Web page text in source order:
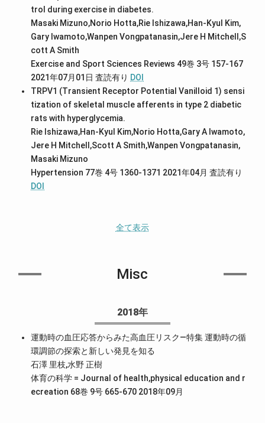
trol during exercise in diabetes.
Masaki Mizuno,Norio Hotta,Rie Ishizawa,Han-Kyul Kim,
Gary Iwamoto,Wanpen Vongpatanasin,Jere H Mitchell,S
cott A Smith
Exercise and Sport Sciences Reviews 49巻 3号 157-167
2021年07月01日査読有り DOI
TRPV1 (Transient Receptor Potential Vanilloid 1) sensi
tization of skeletal muscle afferents in type 2 diabetic
rats with hyperglycemia.
Rie Ishizawa,Han-Kyul Kim,Norio Hotta,Gary A Iwamoto,
Jere H Mitchell,Scott A Smith,Wanpen Vongpatanasin,
Masaki Mizuno
Hypertension 77巻 4号 1360-1371 2021年04月査読有り
DOI
全て表示
Misc
2018年
運動時の血圧応答からみた高血圧リスク—特集 運動時の循
環調節の探索と新しい発見を知る
石澤 里枝,水野 正樹
体育の科学 = Journal of health,physical education and r
ecreation 68巻 9号 665-670 2018年09月